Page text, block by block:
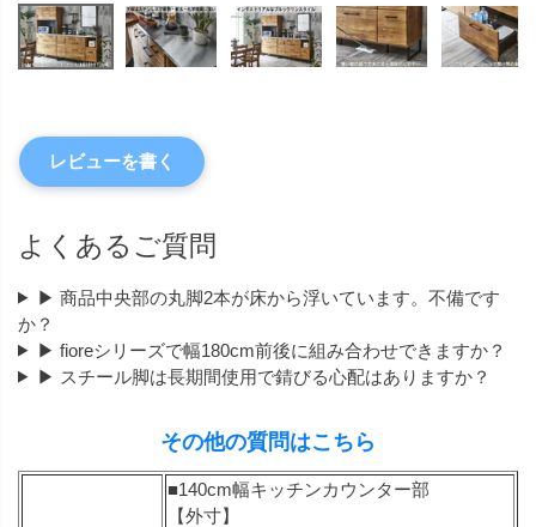
レビューを書く
よくあるご質問
▶ 商品中央部の丸脚2本が床から浮いています。不備です
か？
▶ fioreシリーズで幅180cm前後に組み合わせできますか？
▶ スチール脚は長期間使用で錆びる心配はありますか？
その他の質問はこちら
■140cm幅キッチンカウンター部
【外寸】